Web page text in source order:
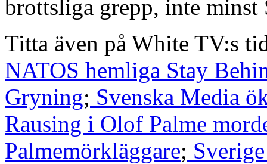
brottsliga grepp, inte minst
Titta även på White TV:s
NATOS hemliga Stay
Gryning; Svenska Media
Rausing i Olof Palme
Palmemörkläggare;